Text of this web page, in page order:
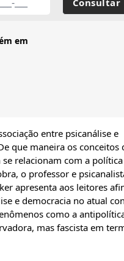
em
entre psicanálise e
que maneira os conceitos
se relacionam com a
o professor e
apresenta aos leitores
e democracia no atual
como a
mas fascista em